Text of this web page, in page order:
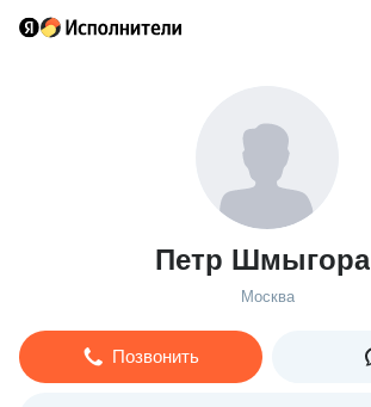
Петр Шмыгора
Москва
Позвонить